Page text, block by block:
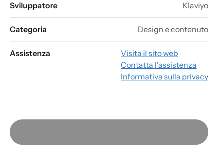
Sviluppatore Klaviyo
Categoria Design e contenuto
Assistenza
Visita il sito web
Contatta l'assistenza
Informativa sulla privacy